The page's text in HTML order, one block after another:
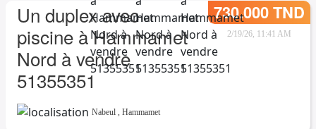
Un duplex avec
piscine à Hammamet
Nord à vendre
51355351
730.000 TND
2/19/26, 11:41 AM
Nabeul , Hammamet